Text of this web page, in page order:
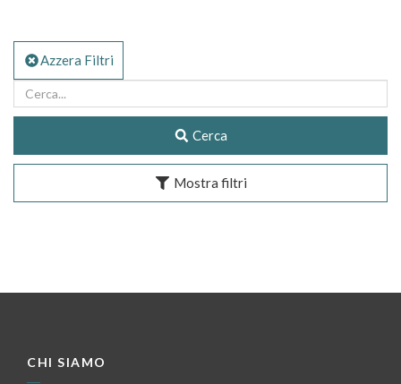
Azzera Filtri
Cerca
Mostra filtri
CHI SIAMO